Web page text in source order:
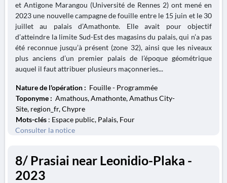
et Antigone Marangou (Université de Rennes 2) ont mené en
2023 une nouvelle campagne de fouille entre le 15 juin et le 30
juillet au palais d’Amathonte. Elle avait pour objectif
d’atteindre la limite Sud-Est des magasins du palais, qui n’a pas
été reconnue jusqu’à présent (zone 32), ainsi que les niveaux
plus anciens d’un premier palais de l’époque géométrique
auquel il faut attribuer plusieurs maçonneries...
Nature de l'opération : Fouille - Programmée
Toponyme : Amathous, Amathonte, Amathus City-
Site, region_fr, Chypre
Mots-clés : Espace public, Palais, Four
Consulter la notice
8/ Prasiai near Leonidio-Plaka -
2023